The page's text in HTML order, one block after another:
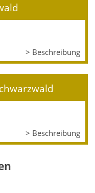
> Beschreibung
> Beschreibung